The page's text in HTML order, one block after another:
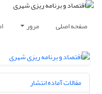
صفحه اصلی مرور
مقالات آماده انتشار